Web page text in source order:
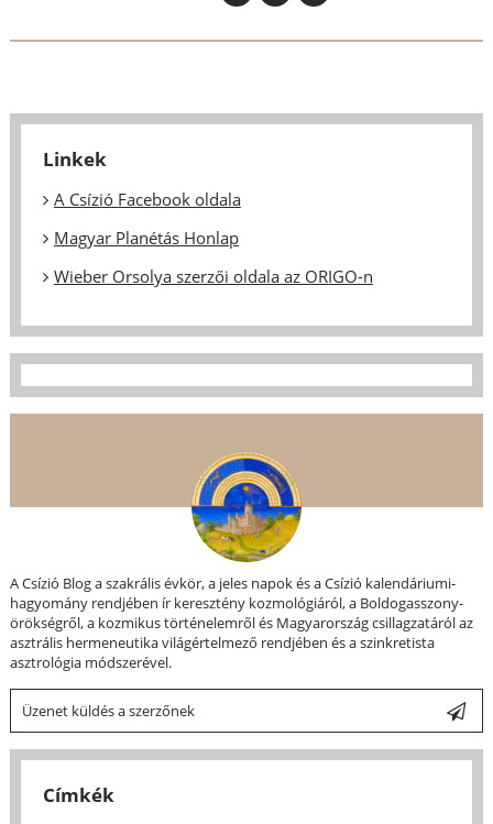
Linkek
A Csízió Facebook oldala
Magyar Planétás Honlap
Wieber Orsolya szerzői oldala az ORIGO-n
A Csízió Blog a szakrális évkör, a jeles napok és a Csízió kalendáriumi-
hagyomány rendjében ír keresztény kozmológiáról, a Boldogasszony-
örökségről, a kozmikus történelemről és Magyarország csillagzatáról az
asztrális hermeneutika világértelmező rendjében és a szinkretista
asztrológia módszerével.
Üzenet küldés a szerzőnek
Címkék